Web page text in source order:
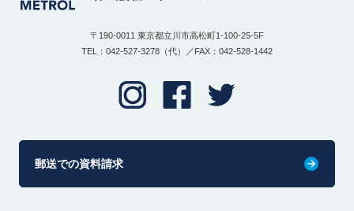
〒190-0011 東京都立川市高松町1-100-25-5F
TEL：042-527-3278（代）／FAX：042-528-1442
郵送での資料請求